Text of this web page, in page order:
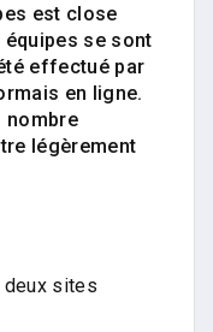
est close
équipes se sont
effectué par
en ligne.
nombre
légèrement
deux sites